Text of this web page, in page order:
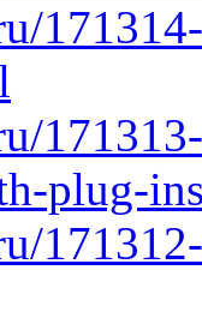
plug-